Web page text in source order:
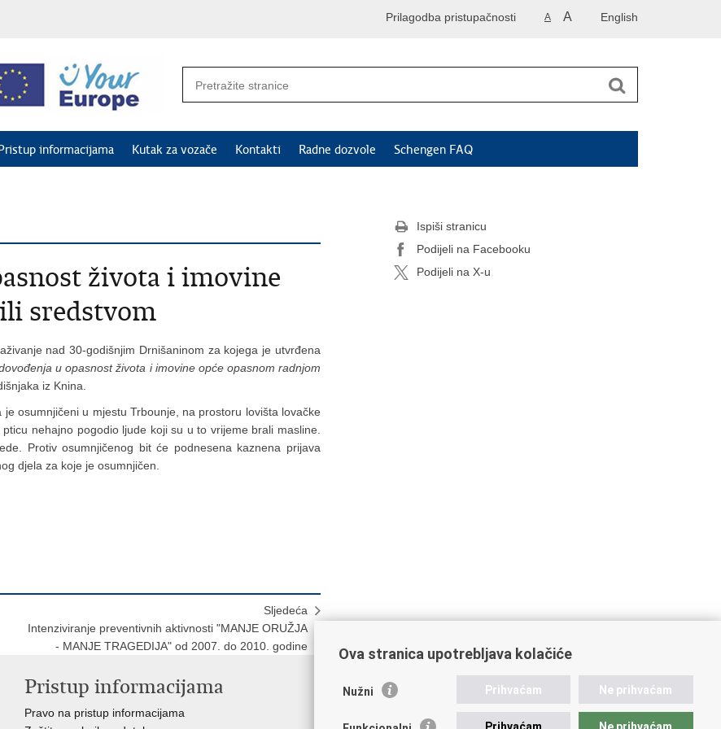
English
A A
Prilagodba pristupačnosti
informacijama Kutak za vozače Kontakti Radne dozvole Schengen FAQ
života i imovine
sredstvom
nad 30-godišnjim Drnišaninom za kojega je utvrđena
u opasnost života i imovine opće opasnom radnjom
iz Knina.
osumnjičeni u mjestu Trbounje, na prostoru lovišta lovačke
nehajno pogodio ljude koji su u to vrijeme brali masline.
Protiv osumnjičenog bit će podnesena kaznena prijava
djela za koje je osumnjičen.
Sljedeća
Intenziviranje preventivnih aktivnosti "MANJE ORUŽJA
- MANJE TRAGEDIJA" od 2007. do 2010. godine
Ispiši stranicu
Podijeli na Facebooku
Podijeli na X-u
Pristup informacijama
Pravo na pristup informacijama
Važne poveznice
Ova stranica upotrebljava kolačiće
Nužni Prihvaćam Ne prihvaćam
Prihvaćam Ne prihvaćam